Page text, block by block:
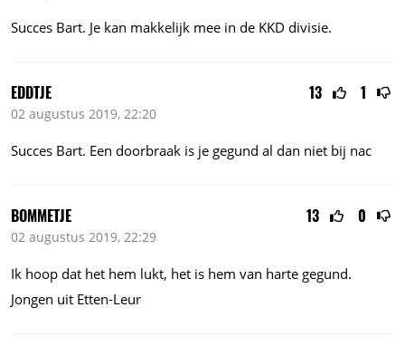
Succes Bart. Je kan makkelijk mee in de KKD divisie.
13 1
EDDTJE
02 augustus 2019, 22:20
Succes Bart. Een doorbraak is je gegund al dan niet bij nac
13 0
BOMMETJE
02 augustus 2019, 22:29
Ik hoop dat het hem lukt, het is hem van harte gegund.
Jongen uit Etten-Leur